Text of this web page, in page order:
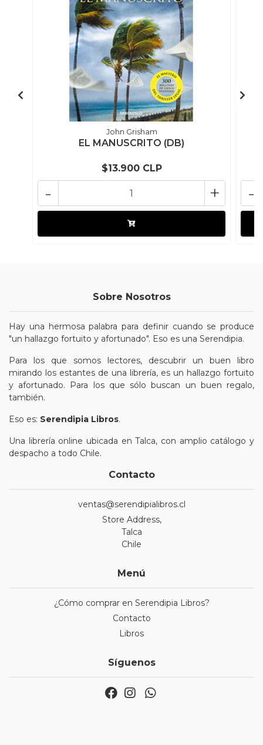
John Grisham
EL MANUSCRITO (DB)
$13.900 CLP
- + -
Sobre Nosotros
Hay una hermosa palabra para definir cuando se produce
"un hallazgo fortuito y afortunado". Eso es una Serendipia.
Para los que somos lectores, descubrir un buen libro
mirando los estantes de una librería, es un hallazgo fortuito
y afortunado. Para los que sólo buscan un buen regalo,
también.
Eso es: Serendipia Libros.
Una librería online ubicada en Talca, con amplio catálogo y
despacho a todo Chile.
Contacto
ventas@serendipialibros.cl
Store Address,
Talca
Chile
Menú
¿Cómo comprar en Serendipia Libros?
Contacto
Libros
Síguenos